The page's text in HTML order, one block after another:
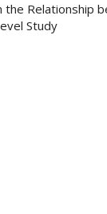
Relationship
Study